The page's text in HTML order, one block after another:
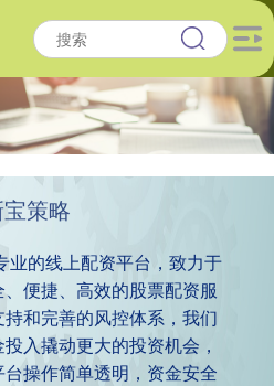
策略
业的线上配资平台，致力于
便捷、高效的股票配资服
和完善的风控体系，我们
入撬动更大的投资机会，
操作简单透明，资金安全